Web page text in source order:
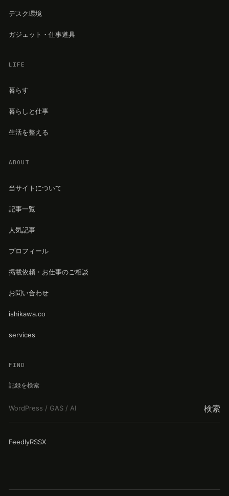
デスク環境
ガジェット・仕事道具
LIFE
暮らす
暮らしと仕事
生活を整える
ABOUT
当サイトについて
記事一覧
人気記事
プロフィール
掲載依頼・お仕事のご相談
お問い合わせ
ishikawa.co
services
FIND
記録を検索
検索
FeedlyRSSX